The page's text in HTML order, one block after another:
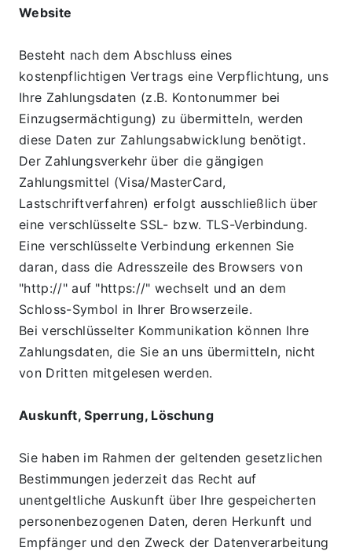
Website
Besteht nach dem Abschluss eines
kostenpflichtigen Vertrags eine Verpflichtung, uns
Ihre Zahlungsdaten (z.B. Kontonummer bei
Einzugsermächtigung) zu übermitteln, werden
diese Daten zur Zahlungsabwicklung benötigt.
Der Zahlungsverkehr über die gängigen
Zahlungsmittel (Visa/MasterCard,
Lastschriftverfahren) erfolgt ausschließlich über
eine verschlüsselte SSL- bzw. TLS-Verbindung.
Eine verschlüsselte Verbindung erkennen Sie
daran, dass die Adresszeile des Browsers von
"http://" auf "https://" wechselt und an dem
Schloss-Symbol in Ihrer Browserzeile.
Bei verschlüsselter Kommunikation können Ihre
Zahlungsdaten, die Sie an uns übermitteln, nicht
von Dritten mitgelesen werden.
Auskunft, Sperrung, Löschung
Sie haben im Rahmen der geltenden gesetzlichen
Bestimmungen jederzeit das Recht auf
unentgeltliche Auskunft über Ihre gespeicherten
personenbezogenen Daten, deren Herkunft und
Empfänger und den Zweck der Datenverarbeitung